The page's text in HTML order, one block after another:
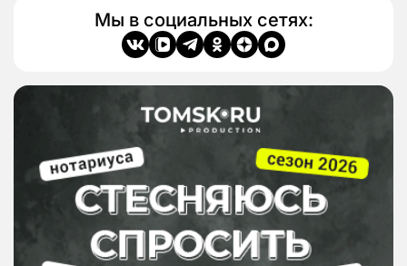
Мы в социальных сетях: